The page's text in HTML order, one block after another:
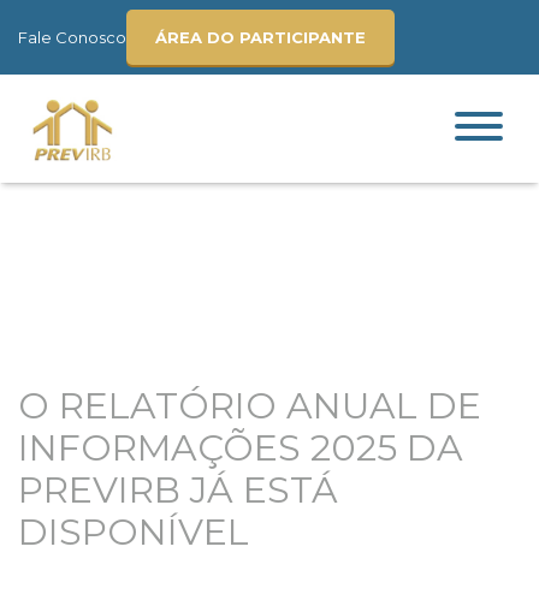
Fale Conosco ÁREA DO PARTICIPANTE
O RELATÓRIO ANUAL DE
INFORMAÇÕES 2025 DA
PREVIRB JÁ ESTÁ
DISPONÍVEL